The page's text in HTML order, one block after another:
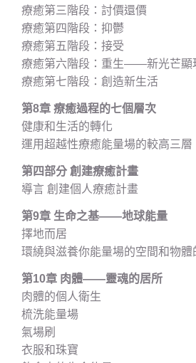
療癒第三階段：討價還價
療癒第四階段：抑鬱
療癒第五階段：接受
療癒第六階段：重生——新光芒
療癒第七階段：創造新生活
第8章 療癒過程的七個層次
健康和生活的轉化
運用超越性療癒能量場的較高三
第四部分 創建療癒計畫
導言 創建個人療癒計畫
第9章 生命之基——地球能量
擇地而居
環繞與滋養你能量場的空間和物
第10章 肉體——靈魂的居所
肉體的個人衛生
梳洗能量場
氣場刷
衣服和珠寶